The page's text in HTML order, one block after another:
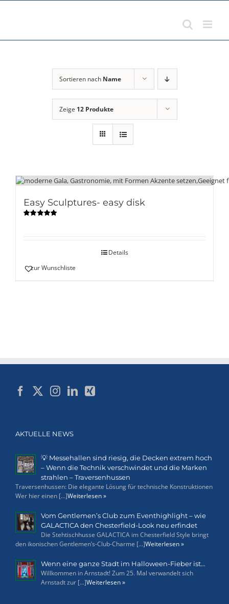
Sortieren nach Name
Zeige 12 Produkte
Easy Sculptures- easy disk
Details
zur Wunschliste
AKTUELLE NEWS
💡 Messehallen sind riesig, die Decken extrem hoch
– Wenn die Technik verschwindet und die Marken
strahlen – Traversenhussen
Traversenhussen: Die elegante Lösung für technische Konstruktionen
Wer hier einen [...]Weiterlesen »
Vom Gentlemen’s Club zum Eventhighlight – wie
GALACTICA den Chesterfield-Look neu erfindet
Die Stehtischhusse GALACTICA im Chesterfield Style bringt
den ikonischen Gentlemen’s-Club-Charme [...]Weiterlesen »
Wenn eine ganze Stadt im Halloween-Fieber ist…
Willkommen in Arnstadt! Zum 25. Mal verwandelt sich
Arnstadt zur [...]Weiterlesen »